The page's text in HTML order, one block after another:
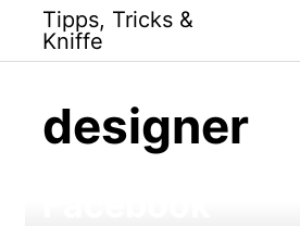
Tipps, Tricks &
Kniffe
designer